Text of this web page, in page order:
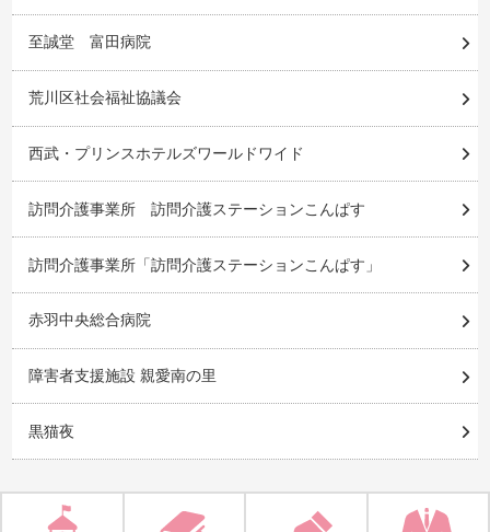
至誠堂 富田病院
荒川区社会福祉協議会
西武・プリンスホテルズワールドワイド
訪問介護事業所 訪問介護ステーションこんぱす
訪問介護事業所「訪問介護ステーションこんぱす」
赤羽中央総合病院
障害者支援施設 親愛南の里
黒猫夜